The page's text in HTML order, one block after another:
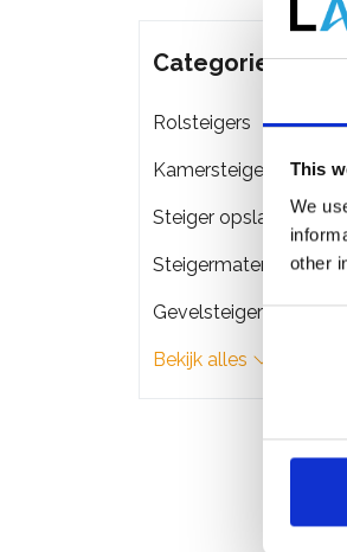
This
We
other
Categorieën
Rolsteigers
Kamersteigers
Steiger opslag &
Steigermateriaal
Gevelsteigers
Bekijk alles